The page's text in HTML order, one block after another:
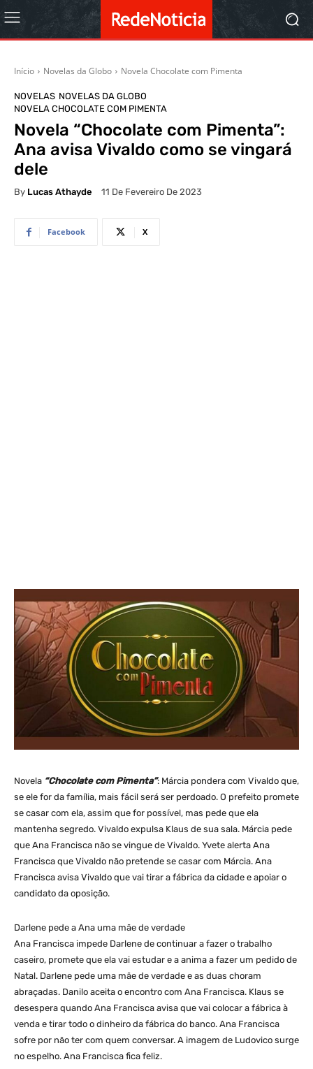
Início Novelas da Globo Novela Chocolate com Pimenta
NOVELAS NOVELAS DA GLOBO
NOVELA CHOCOLATE COM PIMENTA
Novela “Chocolate com Pimenta”:
Ana avisa Vivaldo como se vingará
dele
By Lucas Athayde 11 De Fevereiro De 2023
Facebook X
Novela “Chocolate com Pimenta”: Márcia pondera com Vivaldo que,
se ele for da família, mais fácil será ser perdoado. O prefeito promete
se casar com ela, assim que for possível, mas pede que ela
mantenha segredo. Vivaldo expulsa Klaus de sua sala. Márcia pede
que Ana Francisca não se vingue de Vivaldo. Yvete alerta Ana
Francisca que Vivaldo não pretende se casar com Márcia. Ana
Francisca avisa Vivaldo que vai tirar a fábrica da cidade e apoiar o
candidato da oposição.
Darlene pede a Ana uma mãe de verdade
Ana Francisca impede Darlene de continuar a fazer o trabalho
caseiro, promete que ela vai estudar e a anima a fazer um pedido de
Natal. Darlene pede uma mãe de verdade e as duas choram
abraçadas. Danilo aceita o encontro com Ana Francisca. Klaus se
desespera quando Ana Francisca avisa que vai colocar a fábrica à
venda e tirar todo o dinheiro da fábrica do banco. Ana Francisca
sofre por não ter com quem conversar. A imagem de Ludovico surge
no espelho. Ana Francisca fica feliz.